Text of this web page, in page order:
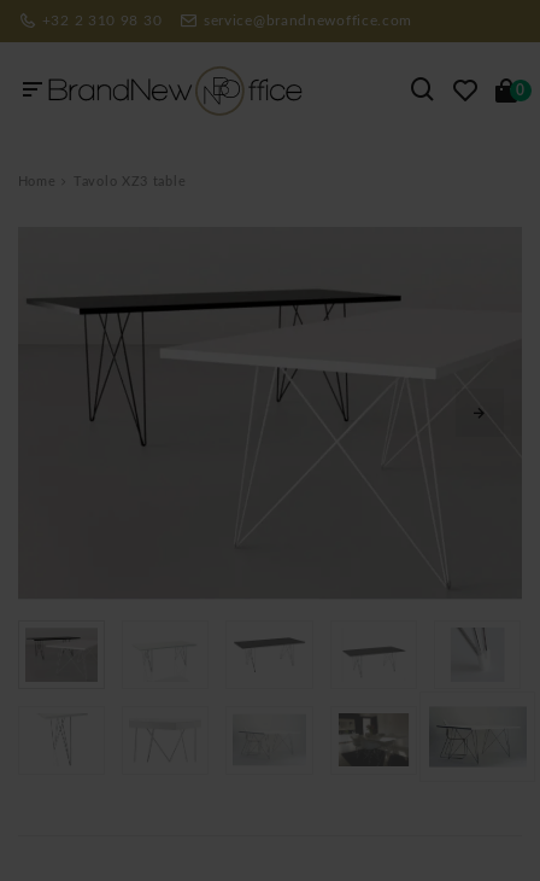
+32 2 310 98 30 service@brandnewoffice.com
0
Home Tavolo XZ3 table